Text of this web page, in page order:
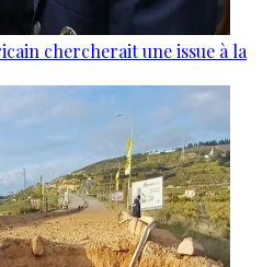
chercherait une issue à la